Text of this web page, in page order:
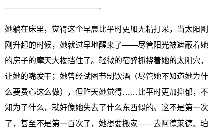
————————————-
她躺在床里，觉得这个早晨比平时更加无精打采，当太阳刚
刚升起的时候，她就过早地醒来了——尽管阳光被遮蔽着她
的房子的摩天大楼挡住了。轻微的宿醉抓挠着她的太阳穴，
让她的嘴发干；她曾经试图节制饮酒（尽管她不知道她为什
么要费心这么做），但昨天她觉得……比平时更加抑郁，不
知为了什么，就好像她失去了什么东西似的。这不是第一次
了，甚至不是第一百次了，她想要搬家——去阿德莱德、珀